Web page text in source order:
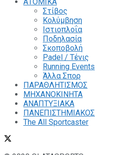
ΑΤΟΜΙΚΑ
Στίβος
Κολύμβηση
Ιστιοπλοΐα
Ποδηλασία
Σκοποβολή
Padel / Τένις
Running Events
Άλλα Σπορ
ΠΑΡΑΘΛΗΤΙΣΜΟΣ
ΜΗΧΑΝΟΚΙΝΗΤΑ
ΑΝΑΠΤΥΞΙΑΚΑ
ΠΑΝΕΠΙΣΤΗΜΙΑΚΟΣ
The All Sportcaster